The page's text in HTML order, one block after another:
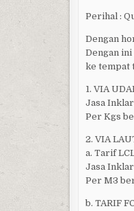
Perihal :
Dengan
Dengan
ke tempat
1. VIA
Jasa
Per Kgs
2. VIA
a. Tarif
Jasa
Per M3
b. TARIF